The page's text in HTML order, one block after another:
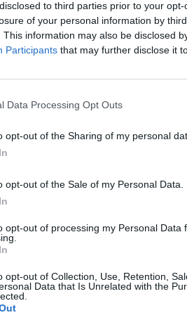
to third parties prior to your
of your personal information by
This information may also be disclosed
Participants that may further disclose it
Data Processing Opt Outs
opt-out of the Sharing of my personal
opt-out of the Sale of my Personal Data.
opt-out of processing my Personal Data
opt-out of Collection, Use, Retention,
Data that Is Unrelated with the
Andrew Przybylski, co-auteur, au